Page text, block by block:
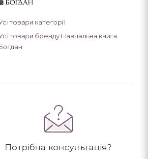
товари категорії
товари бренду Навчальна книга
Потрібна консультація?